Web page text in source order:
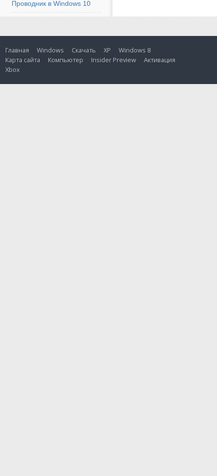
Проводник в Windows 10
Главная Windows Скачать XP
Windows 8
Карта сайта
Компьютер Insider Preview
Активация
Xbox